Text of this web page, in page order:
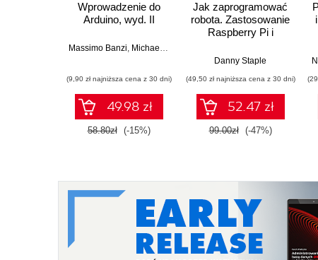
Wprowadzenie do
Arduino, wyd. II
Massimo Banzi, Michael Shiloh
(9,90 zł najniższa cena z 30 dni)
49.98 zł
58.80zł (-15%)
Jak zaprogramować
robota. Zastosowanie
Raspberry Pi i
autonomicznych
Danny Staple
(49,50 zł najniższa cena z 30 dni)
52.47 zł
99.00zł (-47%)